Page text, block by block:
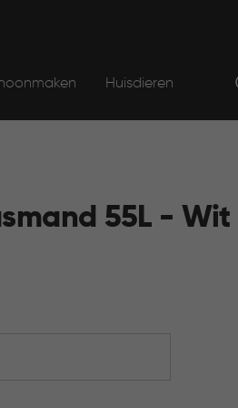
Huisdieren
55L - Wit